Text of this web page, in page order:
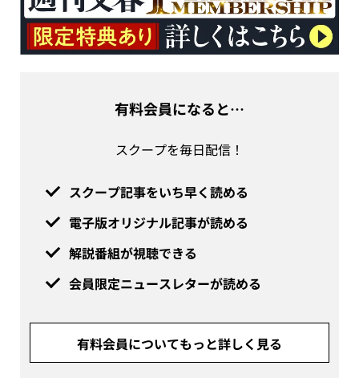
有料会員になると…
スクープを毎日配信！
スクープ記事をいち早く読める
電子版オリジナル記事が読める
解説番組が視聴できる
会員限定ニュースレターが読める
有料会員についてもっと詳しく見る